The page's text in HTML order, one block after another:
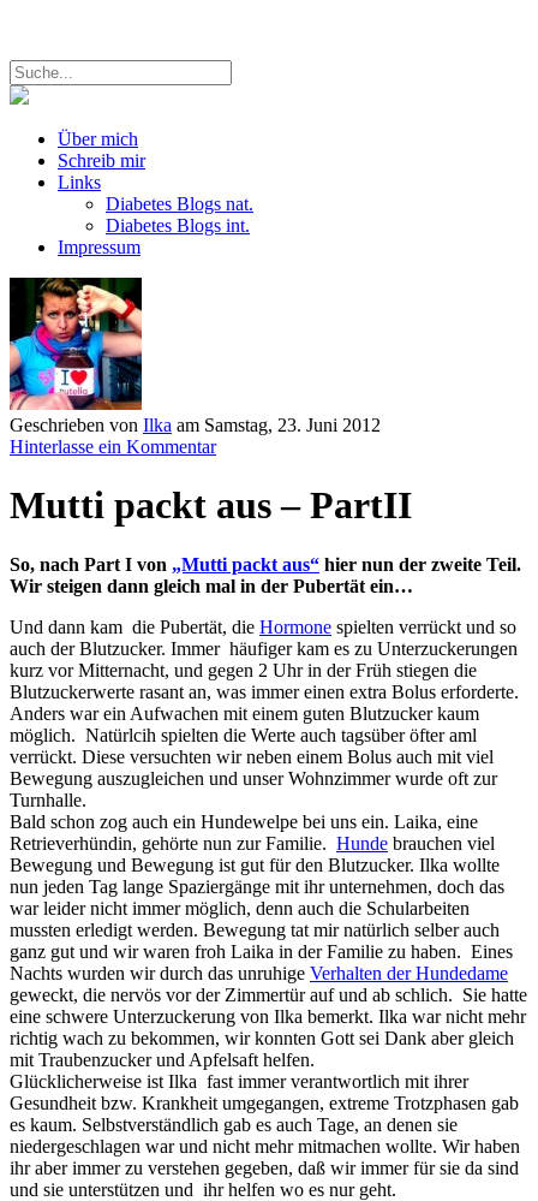
Über mich
Schreib mir
Links
Diabetes Blogs nat.
Diabetes Blogs int.
Impressum
Geschrieben von Ilka am Samstag, 23. Juni 2012
Hinterlasse ein Kommentar
Mutti packt aus – PartII
So, nach Part I von „Mutti packt aus“ hier nun der zweite Teil.
Wir steigen dann gleich mal in der Pubertät ein…
Und dann kam die Pubertät, die Hormone spielten verrückt und so
auch der Blutzucker. Immer häufiger kam es zu Unterzuckerungen
kurz vor Mitternacht, und gegen 2 Uhr in der Früh stiegen die
Blutzuckerwerte rasant an, was immer einen extra Bolus erforderte.
Anders war ein Aufwachen mit einem guten Blutzucker kaum
möglich. Natürlcih spielten die Werte auch tagsüber öfter aml
verrückt. Diese versuchten wir neben einem Bolus auch mit viel
Bewegung auszugleichen und unser Wohnzimmer wurde oft zur
Turnhalle.
Bald schon zog auch ein Hundewelpe bei uns ein. Laika, eine
Retrieverhündin, gehörte nun zur Familie. Hunde brauchen viel
Bewegung und Bewegung ist gut für den Blutzucker. Ilka wollte
nun jeden Tag lange Spaziergänge mit ihr unternehmen, doch das
war leider nicht immer möglich, denn auch die Schularbeiten
mussten erledigt werden. Bewegung tat mir natürlich selber auch
ganz gut und wir waren froh Laika in der Familie zu haben. Eines
Nachts wurden wir durch das unruhige Verhalten der Hundedame
geweckt, die nervös vor der Zimmertür auf und ab schlich. Sie hatte
eine schwere Unterzuckerung von Ilka bemerkt. Ilka war nicht mehr
richtig wach zu bekommen, wir konnten Gott sei Dank aber gleich
mit Traubenzucker und Apfelsaft helfen.
Glücklicherweise ist Ilka fast immer verantwortlich mit ihrer
Gesundheit bzw. Krankheit umgegangen, extreme Trotzphasen gab
es kaum. Selbstverständlich gab es auch Tage, an denen sie
niedergeschlagen war und nicht mehr mitmachen wollte. Wir haben
ihr aber immer zu verstehen gegeben, daß wir immer für sie da sind
und sie unterstützen und ihr helfen wo es nur geht.